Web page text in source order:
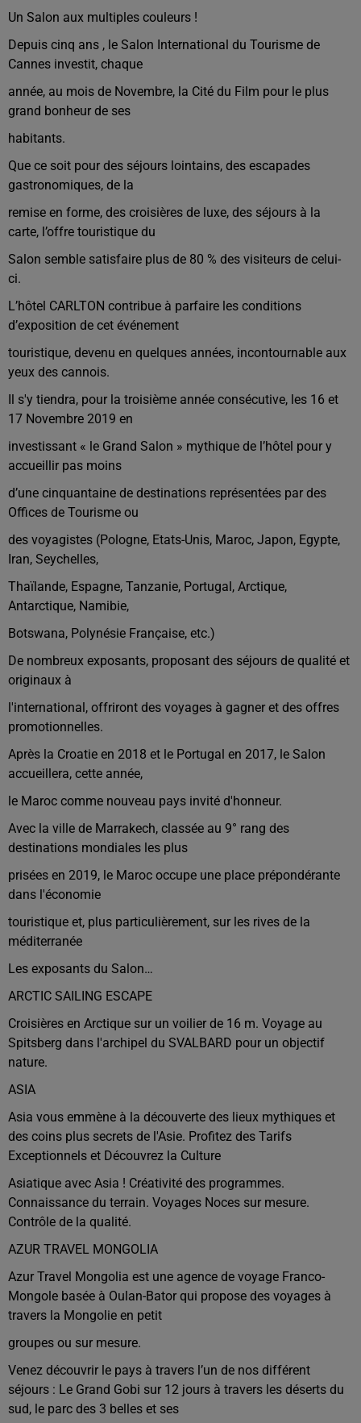
Un Salon aux multiples couleurs !
Depuis cinq ans , le Salon International du Tourisme de
Cannes investit, chaque
année, au mois de Novembre, la Cité du Film pour le plus
grand bonheur de ses
habitants.
Que ce soit pour des séjours lointains, des escapades
gastronomiques, de la
remise en forme, des croisières de luxe, des séjours à la
carte, l’offre touristique du
Salon semble satisfaire plus de 80 % des visiteurs de celui-
ci.
L’hôtel CARLTON contribue à parfaire les conditions
d’exposition de cet événement
touristique, devenu en quelques années, incontournable aux
yeux des cannois.
Il s'y tiendra, pour la troisième année consécutive, les 16 et
17 Novembre 2019 en
investissant « le Grand Salon » mythique de l’hôtel pour y
accueillir pas moins
d’une cinquantaine de destinations représentées par des
Offices de Tourisme ou
des voyagistes (Pologne, Etats-Unis, Maroc, Japon, Egypte,
Iran, Seychelles,
Thaïlande, Espagne, Tanzanie, Portugal, Arctique,
Antarctique, Namibie,
Botswana, Polynésie Française, etc.)
De nombreux exposants, proposant des séjours de qualité et
originaux à
l'international, offriront des voyages à gagner et des offres
promotionnelles.
Après la Croatie en 2018 et le Portugal en 2017, le Salon
accueillera, cette année,
le Maroc comme nouveau pays invité d'honneur.
Avec la ville de Marrakech, classée au 9° rang des
destinations mondiales les plus
prisées en 2019, le Maroc occupe une place prépondérante
dans l'économie
touristique et, plus particulièrement, sur les rives de la
méditerranée
Les exposants du Salon…
ARCTIC SAILING ESCAPE
Croisières en Arctique sur un voilier de 16 m. Voyage au
Spitsberg dans l'archipel du SVALBARD pour un objectif
nature.
ASIA
Asia vous emmène à la découverte des lieux mythiques et
des coins plus secrets de l'Asie. Profitez des Tarifs
Exceptionnels et Découvrez la Culture
Asiatique avec Asia ! Créativité des programmes.
Connaissance du terrain. Voyages Noces sur mesure.
Contrôle de la qualité.
AZUR TRAVEL MONGOLIA
Azur Travel Mongolia est une agence de voyage Franco-
Mongole basée à Oulan-Bator qui propose des voyages à
travers la Mongolie en petit
groupes ou sur mesure.
Venez découvrir le pays à travers l’un de nos différent
séjours : Le Grand Gobi sur 12 jours à travers les déserts du
sud, le parc des 3 belles et ses